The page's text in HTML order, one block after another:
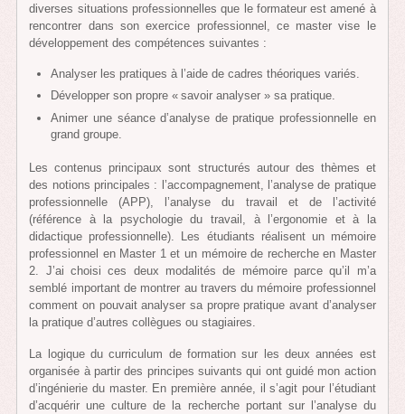
diverses situations professionnelles que le formateur est amené à
rencontrer dans son exercice professionnel, ce master vise le
développement des compétences suivantes :
Analyser les pratiques à l’aide de cadres théoriques variés.
Développer son propre « savoir analyser » sa pratique.
Animer une séance d’analyse de pratique professionnelle en
grand groupe.
Les contenus principaux sont structurés autour des thèmes et
des notions principales : l’accompagnement, l’analyse de pratique
professionnelle (APP), l’analyse du travail et de l’activité
(référence à la psychologie du travail, à l’ergonomie et à la
didactique professionnelle). Les étudiants réalisent un mémoire
professionnel en Master 1 et un mémoire de recherche en Master
2. J’ai choisi ces deux modalités de mémoire parce qu’il m’a
semblé important de montrer au travers du mémoire professionnel
comment on pouvait analyser sa propre pratique avant d’analyser
la pratique d’autres collègues ou stagiaires.
La logique du curriculum de formation sur les deux années est
organisée à partir des principes suivants qui ont guidé mon action
d’ingénierie du master. En première année, il s’agit pour l’étudiant
d’acquérir une culture de la recherche portant sur l’analyse du